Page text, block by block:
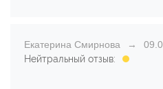
Екатерина Смирнова
Нейтральный отзыв: